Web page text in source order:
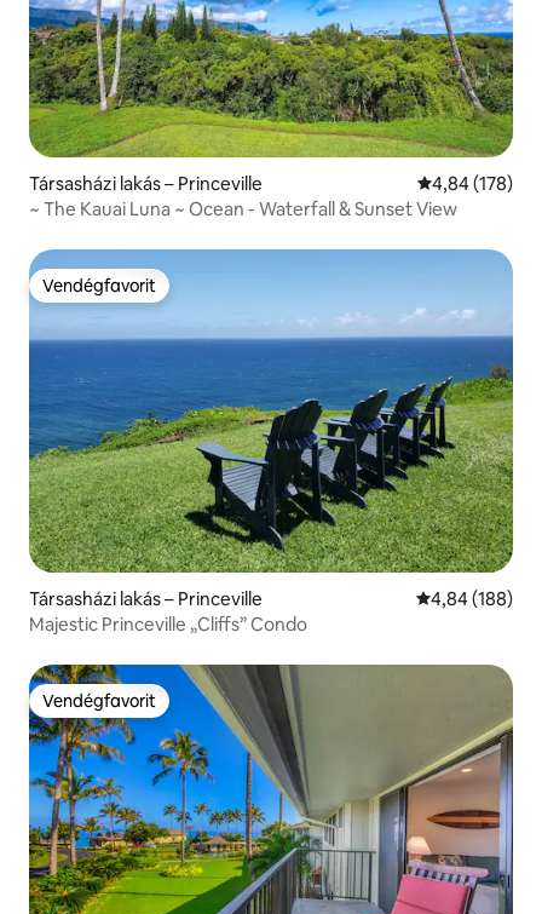
Társasházi lakás – Princeville Átlagos
4,84 (178)
~ The Kauai Luna ~ Ocean - Waterfall & Sunset View
Vendégfavorit
Vendégfavorit
Társasházi lakás – Princeville Átlagos
4,84 (188)
Majestic Princeville „Cliffs” Condo
Vendégfavorit
Vendégfavorit